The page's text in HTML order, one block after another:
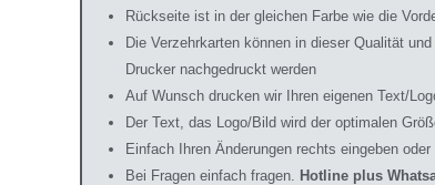
Rückseite ist in der gleichen Farbe wie die
Die Verzehrkarten können in dieser Qualität
Drucker nachgedruckt werden
Auf Wunsch drucken wir Ihren eigenen Text/
Der Text, das Logo/Bild wird der optimalen
Einfach Ihren Änderungen rechts eingeben
Bei Fragen einfach fragen.
Hotline plus